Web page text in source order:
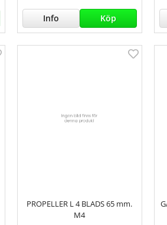
Info Köp
PROPELLER L 4 BLADS 65 mm.
M4